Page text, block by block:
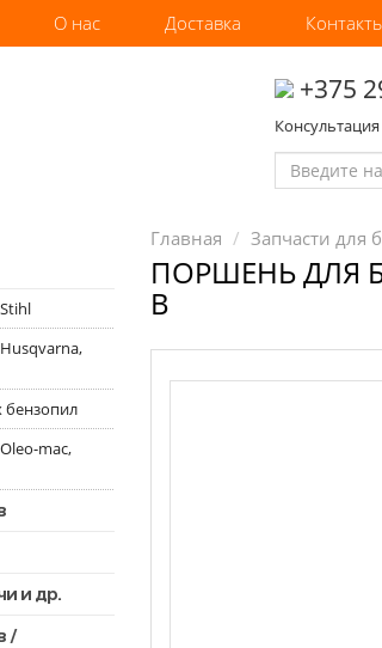
О нас Доставка
‎+375
бензопил
mac,
и др.
/
Главная Запчасти для
ПОРШЕНЬ ДЛЯ
B